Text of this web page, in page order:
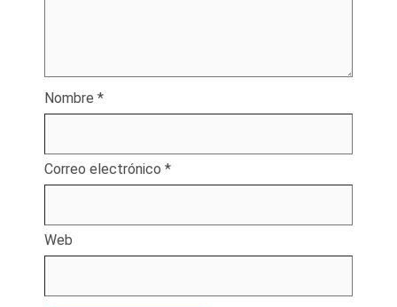
Nombre *
Correo electrónico *
Web